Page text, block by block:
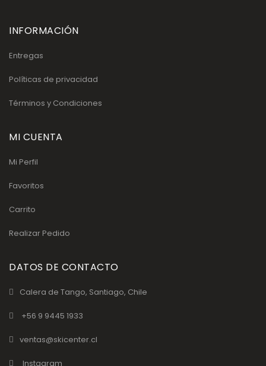
INFORMACIÓN
Entregas
Políticas de privacidad
Términos y Condiciones
MI CUENTA
Mi Perfil
Favoritos
Carrito
Realizar Pedido
DATOS DE CONTACTO
Calera de Tango, Santiago, Chile
+56 9 9445 1933
ventas@skicenter.cl
Instagram